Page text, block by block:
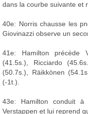
dans la courbe suivante et
40e: Norris chausse les
Giovinazzi observe un
41e: Hamilton précède
(41.5s.), Ricciardo
(50.7s.), Räikkönen
(-1t.).
43e: Hamilton conduit
Verstappen et lui reprend